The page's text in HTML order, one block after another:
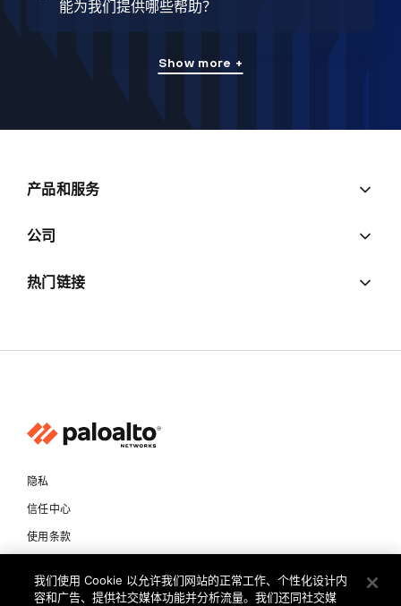
能为我们提供哪些帮助？
Show more +
产品和服务
公司
热门链接
隐私
信任中心
使用条款
我们使用 Cookie 以允许我们网站的正常工作、个性化设计内
容和广告、提供社交媒体功能并分析流量。我们还同社交媒